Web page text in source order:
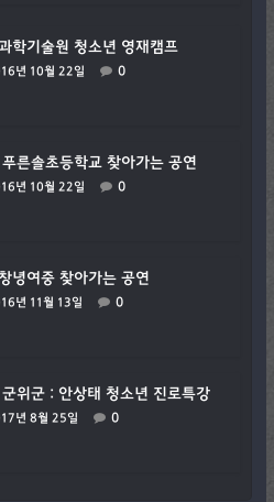
학기술원 청소년 영재캠프
년 10월 22일 0
른솔초등학교 찾아가는 공연
년 10월 22일 0
녕여중 찾아가는 공연
년 11월 13일 0
군위군 : 안상태 청소년 진로특강
년 8월 25일 0